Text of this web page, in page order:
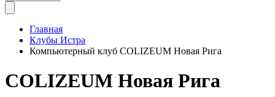
Главная
Клубы Истра
Компьютерный клуб COLIZEUM Новая Рига
COLIZEUM Новая Рига